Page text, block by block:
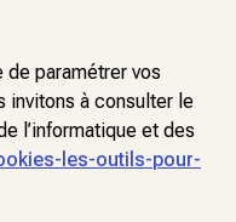
de paramétrer vos
invitons à consulter le
l’informatique et des
les-outils-pour-